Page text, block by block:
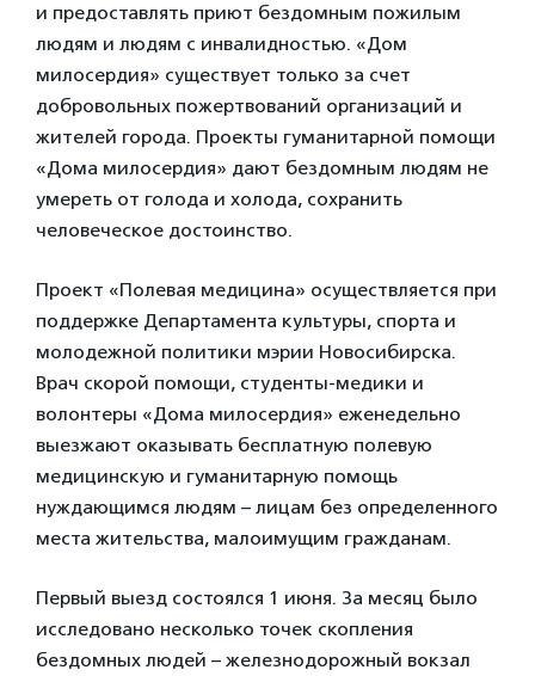
и предоставлять приют бездомным пожилым
людям и людям с инвалидностью. «Дом
милосердия» существует только за счет
добровольных пожертвований организаций и
жителей города. Проекты гуманитарной помощи
«Дома милосердия» дают бездомным людям не
умереть от голода и холода, сохранить
человеческое достоинство.
Проект «Полевая медицина» осуществляется при
поддержке Департамента культуры, спорта и
молодежной политики мэрии Новосибирска.
Врач скорой помощи, студенты-медики и
волонтеры «Дома милосердия» еженедельно
выезжают оказывать бесплатную полевую
медицинскую и гуманитарную помощь
нуждающимся людям – лицам без определенного
места жительства, малоимущим гражданам.
Первый выезд состоялся 1 июня. За месяц было
исследовано несколько точек скопления
бездомных людей – железнодорожный вокзал